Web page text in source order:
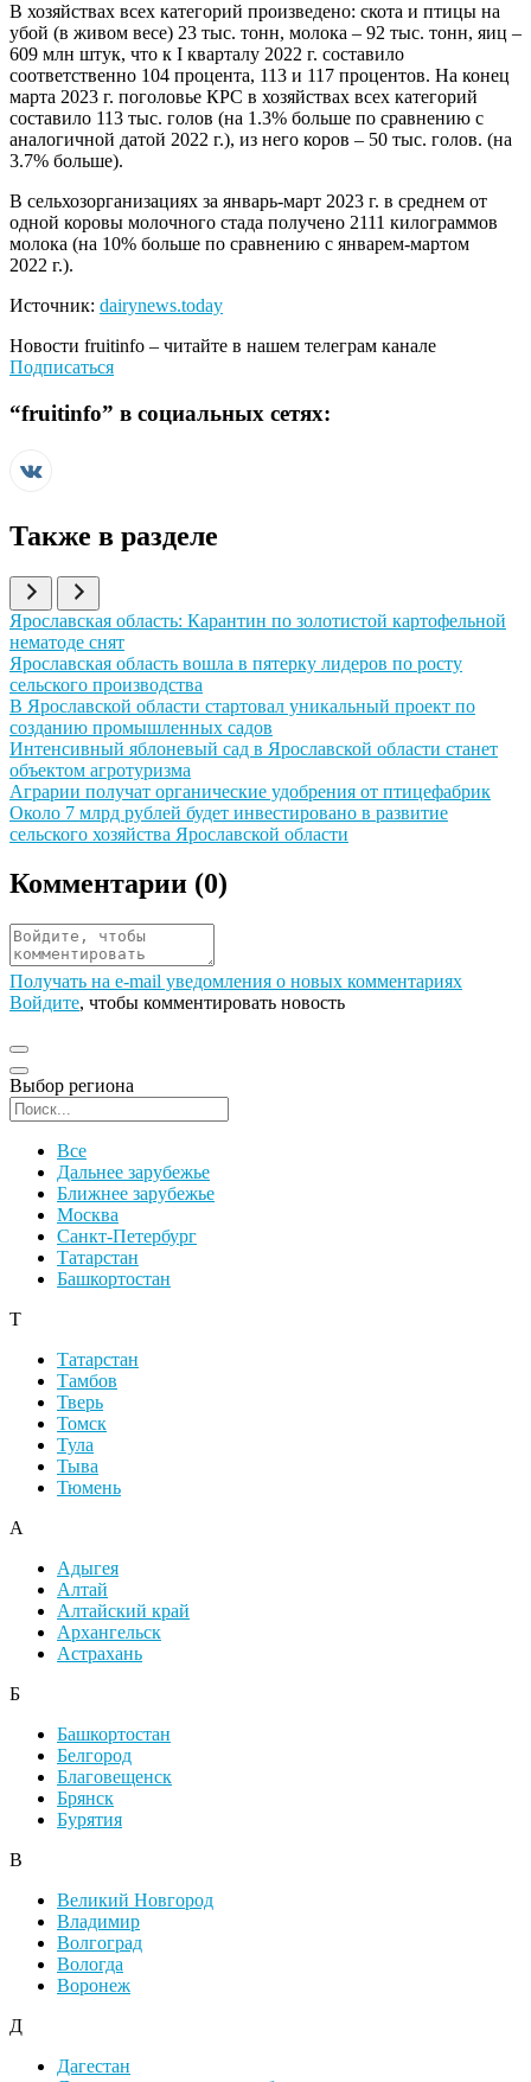
В хозяйствах всех категорий произведено: скота и птицы на
убой (в живом весе) 23 тыс. тонн, молока – 92 тыс. тонн, яиц –
609 млн штук, что к I кварталу 2022 г. составило
соответственно 104 процента, 113 и 117 процентов. На конец
марта 2023 г. поголовье КРС в хозяйствах всех категорий
составило 113 тыс. голов (на 1.3% больше по сравнению с
аналогичной датой 2022 г.), из него коров – 50 тыс. голов. (на
3.7% больше).
В сельхозорганизациях за январь-март 2023 г. в среднем от
одной коровы молочного стада получено 2111 килограммов
молока (на 10% больше по сравнению с январем-мартом
2022 г.).
Источник: dairynews.today
Новости fruitinfo – читайте в нашем телеграм канале
Подписаться
“fruitinfo” в социальных сетях:
Также в разделе
Иллюстрация новости
Ярославская область: Карантин по золотистой картофельной
нематоде снят
Иллюстрация новости
Ярославская область вошла в пятерку лидеров по росту
сельского производства
Иллюстрация новости
В Ярославской области стартовал уникальный проект по
созданию промышленных садов
Иллюстрация новости
Интенсивный яблоневый сад в Ярославской области станет
объектом агротуризма
Иллюстрация новости
Аграрии получат органические удобрения от птицефабрик
Иллюстрация новости
Около 7 млрд рублей будет инвестировано в развитие
сельского хозяйства Ярославской области
Комментарии (0)
Получать на e‑mail уведомления о новых комментариях
Войдите, чтобы комментировать новость
Выбор региона
Все
Дальнее зарубежье
Ближнее зарубежье
Москва
Санкт-Петербург
Татарстан
Башкортостан
Т
Татарстан
Тамбов
Тверь
Томск
Тула
Тыва
Тюмень
А
Адыгея
Алтай
Алтайский край
Архангельск
Астрахань
Б
Башкортостан
Белгород
Благовещенск
Брянск
Бурятия
В
Великий Новгород
Владимир
Волгоград
Вологда
Воронеж
Д
Дагестан